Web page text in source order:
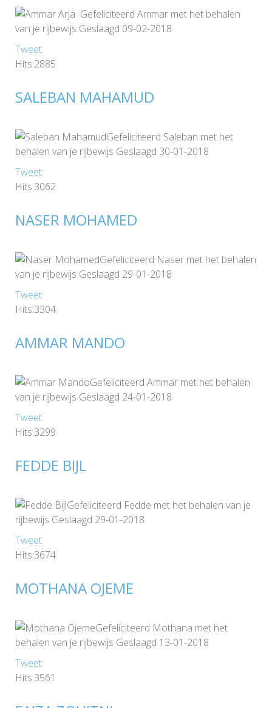
Gefeliciteerd Ammar met het behalen
van je rijbewijs Geslaagd 09-02-2018
Tweet
Hits:2885
SALEBAN MAHAMUD
Gefeliciteerd Saleban met het
behalen van je rijbewijs Geslaagd 30-01-2018
Tweet
Hits:3062
NASER MOHAMED
Gefeliciteerd Naser met het behalen
van je rijbewijs Geslaagd 29-01-2018
Tweet
Hits:3304
AMMAR MANDO
Gefeliciteerd Ammar met het behalen
van je rijbewijs Geslaagd 24-01-2018
Tweet
Hits:3299
FEDDE BIJL
Gefeliciteerd Fedde met het behalen van je
rijbewijs Geslaagd 29-01-2018
Tweet
Hits:3674
MOTHANA OJEME
Gefeliciteerd Mothana met het
behalen van je rijbewijs Geslaagd 13-01-2018
Tweet
Hits:3561